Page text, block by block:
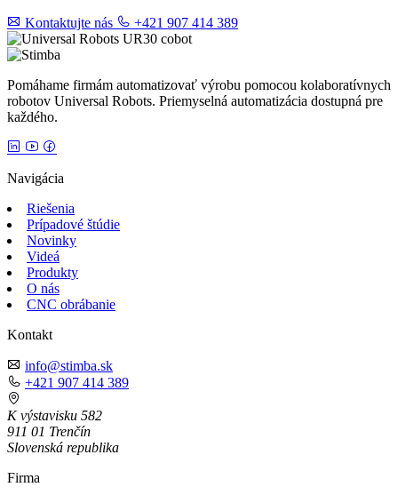
Kontaktujte nás +421 907 414 389
Pomáhame firmám automatizovať výrobu pomocou kolaboratívnych
robotov Universal Robots. Priemyselná automatizácia dostupná pre
každého.
Navigácia
Riešenia
Prípadové štúdie
Novinky
Videá
Produkty
O nás
CNC obrábanie
Kontakt
info@stimba.sk
+421 907 414 389
K výstavisku 582
911 01 Trenčín
Slovenská republika
Firma